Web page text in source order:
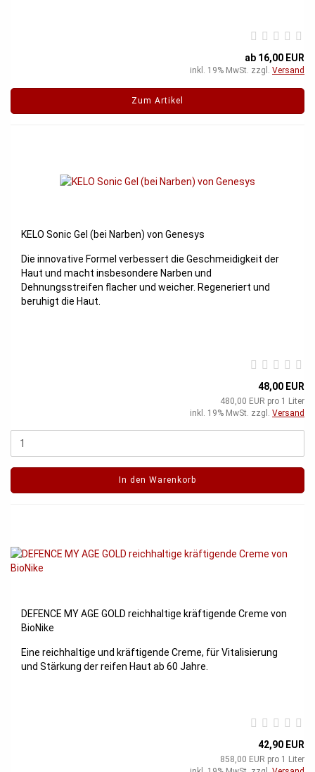
ab 16,00 EUR
inkl. 19% MwSt. zzgl. Versand
Zum Artikel
KELO Sonic Gel (bei Narben) von Genesys
Die innovative Formel verbessert die Geschmeidigkeit der
Haut und macht insbesondere Narben und
Dehnungsstreifen flacher und weicher. Regeneriert und
beruhigt die Haut.
48,00 EUR
480,00 EUR pro 1 Liter
inkl. 19% MwSt. zzgl. Versand
In den Warenkorb
DEFENCE MY AGE GOLD reichhaltige kräftigende Creme von
BioNike
Eine reichhaltige und kräftigende Creme, für Vitalisierung
und Stärkung der reifen Haut ab 60 Jahre.
42,90 EUR
858,00 EUR pro 1 Liter